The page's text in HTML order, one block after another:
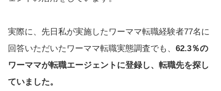
実際に、先日私が実施したワーママ転職経験者77名に
回答いただいたワーママ転職実態調査でも、 62.3％の
ワーママが転職エージェントに登録し、転職先を探し
ていました。